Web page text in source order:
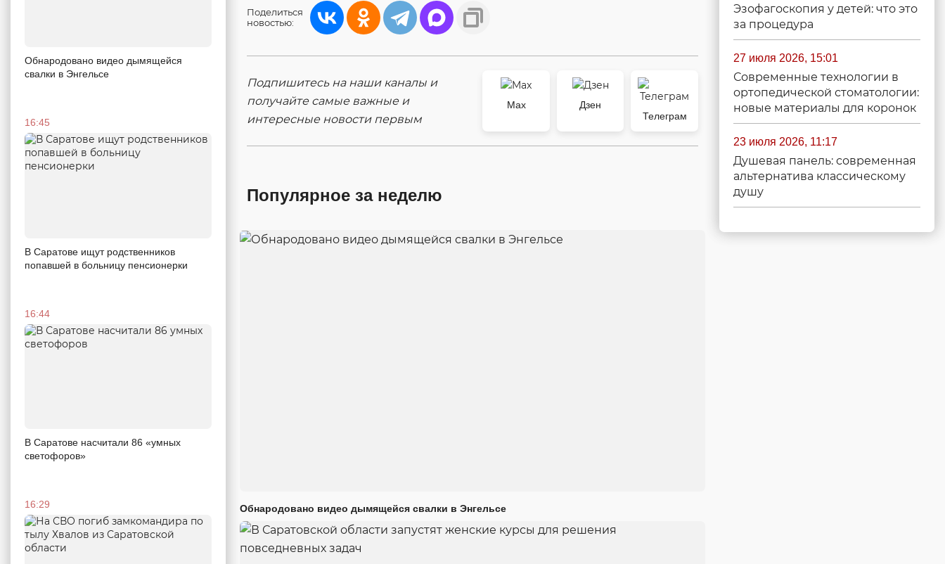
Обнародовано видео дымящейся
свалки в Энгельсе
16:45
В Саратове ищут родственников
попавшей в больницу пенсионерки
16:44
В Саратове насчитали 86 «умных
светофоров»
16:29
Поделиться
новостью:
Подпишитесь на наши каналы и
получайте самые важные и
интересные новости первым
Max
Дзен
Телеграм
Популярное за неделю
Обнародовано видео дымящейся свалки в Энгельсе
Эзофагоскопия у детей: что это
за процедура
27 июля 2026, 15:01
Современные технологии в
ортопедической стоматологии:
новые материалы для коронок
23 июля 2026, 11:17
Душевая панель: современная
альтернатива классическому
душу